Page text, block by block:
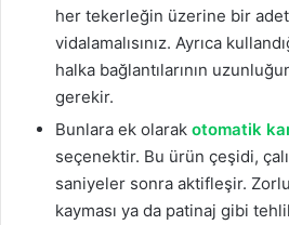
her tekerleğin üzerine bir
vidalamalısınız. Ayrıca
halka bağlantılarının
gerekir.
Bunlara ek olarak otomatik
seçenektir. Bu ürün çeşidi,
saniyeler sonra aktifleşir. Zorlu
kayması ya da patinaj gibi